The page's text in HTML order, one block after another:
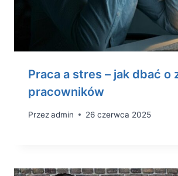
Praca a stres – jak dbać o
pracowników
Przezadmin 26 czerwca 2025